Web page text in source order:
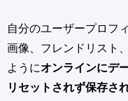
自分のユーザープロフ
画像、フレンドリスト
ようにオンラインにデ
リセットされず保存さ